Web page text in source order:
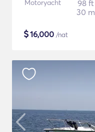
Motoryacht
98 ft
30 m
$16,000 /nat